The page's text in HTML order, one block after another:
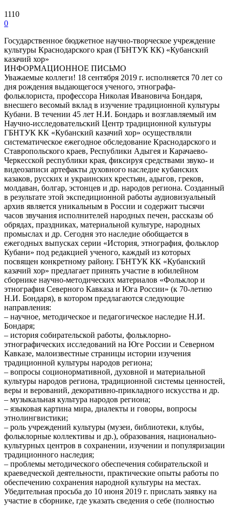
1110
0
Государственное бюджетное научно-творческое учреждение
культуры Краснодарского края (ГБНТУК КК) «Кубанский
казачий хор»
ИНФОРМАЦИОННОЕ ПИСЬМО
Уважаемые коллеги! 18 сентября 2019 г. исполняется 70 лет со
дня рождения выдающегося ученого, этнографа-
фольклориста, профессора Николая Ивановича Бондаря,
внесшего весомый вклад в изучение традиционной культуры
Кубани. В течении 45 лет Н.И. Бондарь и возглавляемый им
Научно-исследовательский Центр традиционной культуры
ГБНТУК КК «Кубанский казачий хор» осуществляли
систематическое ежегодное обследование Краснодарского и
Ставропольского краев, Республики Адыгея и Карачаево-
Черкесской республики края, фиксируя средствами звуко- и
видеозаписи артефакты духовного наследие кубанских
казаков, русских и украинских крестьян, адыгов, греков,
молдаван, болгар, эстонцев и др. народов региона. Созданный
в результате этой экспедиционной работы аудиовизуальный
архив является уникальным в России и содержит тысячи
часов звучания исполнителей народных печен, рассказы об
обрядах, праздниках, материальной культуре, народных
промыслах и др. Сегодня это наследие обобщается в
ежегодных выпусках серии «История, этнография, фольклор
Кубани» под редакцией ученого, каждый из которых
посвящен конкретному району. ГБНТУК КК «Кубанский
казачий хор» предлагает принять участие в юбилейном
сборнике научно-методических материалов «Фольклор и
этнография Северного Кавказа и Юга России» (к 70-летию
Н.И. Бондаря), в котором предлагаются следующие
направления:
– научное, методическое и педагогическое наследие Н.И.
Бондаря;
– история собирательской работы, фольклорно-
этнографических исследований на Юге России и Северном
Кавказе, малоизвестные страницы истории изучения
традиционной культуры народов региона;
– вопросы соционормативной, духовной и материальной
культуры народов региона, традиционной системы ценностей,
веры и верований, декоративно-прикладного искусства и др.
– музыкальная культура народов региона;
– языковая картина мира, диалекты и говоры, вопросы
этнолингвистики;
– роль учреждений культуры (музеи, библиотеки, клубы,
фольклорные коллективы и др.), образования, национально-
культурных центров в сохранении, изучении и популяризации
традиционного наследия;
– проблемы методического обеспечения собирательской и
краеведческой деятельности, практические опыты работы по
обеспечению сохранения народной культуры на местах.
Убедительная просьба до 10 июня 2019 г. прислать заявку на
участие в сборнике, где указать сведения о себе (полностью